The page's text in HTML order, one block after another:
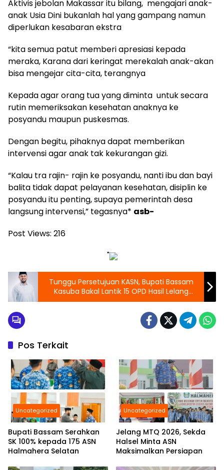
Aktivis jebolan Makassar itu bilang, mengajari anak-
anak Usia Dini bukanlah hal yang gampang namun
diperlukan kesabaran ekstra
“kita semua patut memberi apresiasi kepada
meraka, Karana dari keringat merekalah anak-akan
bisa mengejar cita-cita, terangnya
Kepada agar orang tua yang diminta untuk secara
rutin memeriksakan kesehatan anaknya ke
posyandu maupun puskesmas.
Dengan begitu, pihaknya dapat memberikan
intervensi agar anak tak kekurangan gizi.
“Kalau tra rajin- rajin ke posyandu, nanti ibu dan bayi
balita tidak dapat pelayanan kesehatan, disiplin ke
posyandu itu penting, supaya pemerintah desa
langsung intervensi,” tegasnya* asb-
Post Views: 216
"
Tunggu Persetujuan KASN, Bupati Bassam
Kasuba Bakal Lantik 15 OPD Hasil Lelang
Seleksi Terbuka.
Pos Terkait
Uncategorized
Bupati Bassam Serahkan
SK 100% kepada 175 ASN
Halmahera Selatan
Uncategorized
Jelang MTQ 2026, Sekda
Halsel Minta ASN
Maksimalkan Persiapan